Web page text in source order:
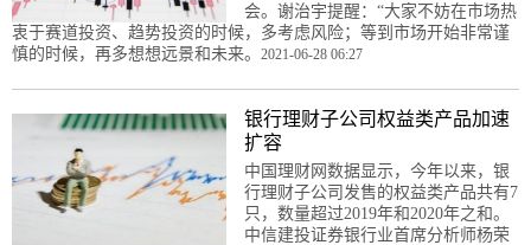
会。谢治宇提醒：“大家不妨在市场热
衷于赛道投资、趋势投资的时候，多考虑风险；等到市场开始非常谨
慎的时候，再多想想远景和未来。 2021-06-28 06:27
银行理财子公司权益类产品加速
扩容
中国理财网数据显示，今年以来，银
行理财子公司发售的权益类产品共有7
只，数量超过2019年和2020年之和。
中信建投证券银行业首席分析师杨荣